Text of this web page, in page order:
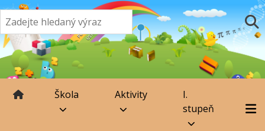
Škola Aktivity
I.
stupeň